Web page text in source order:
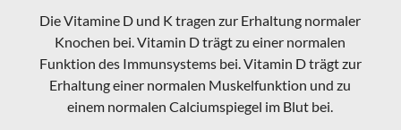
Die Vitamine D und K tragen zur Erhaltung normaler
Knochen bei. Vitamin D trägt zu einer normalen
Funktion des Immunsystems bei. Vitamin D trägt zur
Erhaltung einer normalen Muskelfunktion und zu
einem normalen Calciumspiegel im Blut bei.